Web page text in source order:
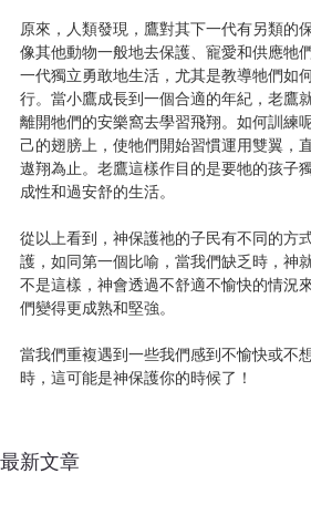
原來，人類發現，鷹對其下一代有另類的
像其他動物一般地去保護、寵愛和供應牠
一代獨立勇敢地生活，尤其是教導牠們如
行。當小鷹成長到一個合適的年紀，老鷹
離開牠們的安樂窩去學習飛翔。如何訓練
己的翅膀上，使牠們開始習慣運用雙翼，
遨翔為止。老鷹這樣作目的是要牠的孩子
成性和過安舒的生活。
從以上看到，神保護祂的子民有不同的方
護，如同第一個比喻，當我們缺乏時，神
不是這樣，神會透過不舒適不愉快的情況
們變得更成熟和堅強。
當我們重複遇到一些我們感到不愉快或不
時，這可能是神保護你的時候了！
最新文章